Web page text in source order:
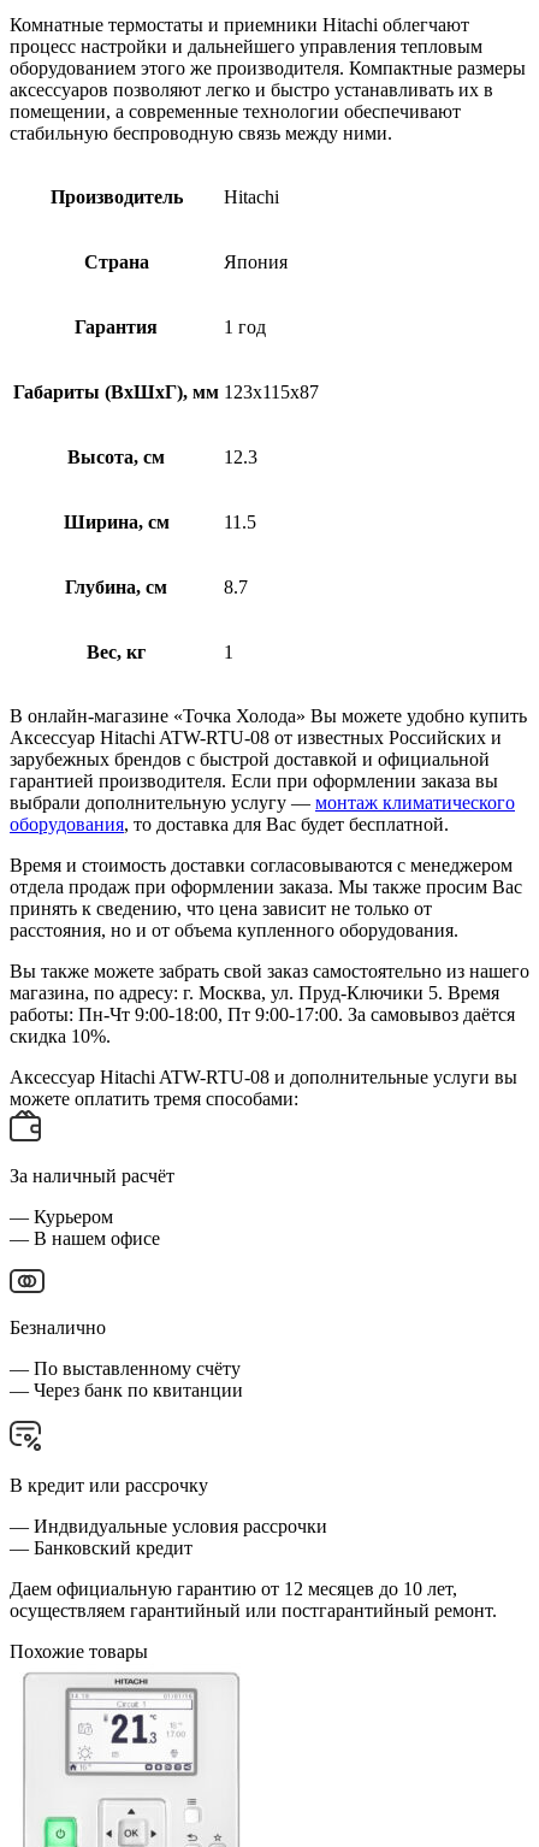
Комнатные термостаты и приемники Hitachi облегчают
процесс настройки и дальнейшего управления тепловым
оборудованием этого же производителя. Компактные размеры
аксессуаров позволяют легко и быстро устанавливать их в
помещении, а современные технологии обеспечивают
стабильную беспроводную связь между ними.
Производитель Hitachi
Страна Япония
Гарантия 1 год
Габариты (ВхШхГ), мм 123x115x87
Высота, см 12.3
Ширина, см 11.5
Глубина, см 8.7
Вес, кг 1
В онлайн-магазине «Точка Холода» Вы можете удобно купить
Аксессуар Hitachi ATW-RTU-08 от известных Российских и
зарубежных брендов с быстрой доставкой и официальной
гарантией производителя. Если при оформлении заказа вы
выбрали дополнительную услугу — монтаж климатического
оборудования, то доставка для Вас будет бесплатной.
Время и стоимость доставки согласовываются с менеджером
отдела продаж при оформлении заказа. Мы также просим Вас
принять к сведению, что цена зависит не только от
расстояния, но и от объема купленного оборудования.
Вы также можете забрать свой заказ самостоятельно из нашего
магазина, по адресу: г. Москва, ул. Пруд-Ключики 5. Время
работы: Пн-Чт 9:00-18:00, Пт 9:00-17:00. За самовывоз даётся
скидка 10%.
Аксессуар Hitachi ATW-RTU-08 и дополнительные услуги вы
можете оплатить тремя способами:
За наличный расчёт
— Курьером
— В нашем офисе
Безналично
— По выставленному счёту
— Через банк по квитанции
В кредит или рассрочку
— Индвидуальные условия рассрочки
— Банковский кредит
Даем официальную гарантию от 12 месяцев до 10 лет,
осуществляем гарантийный или постгарантийный ремонт.
Похожие товары